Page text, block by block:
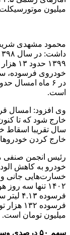
میلیون
محمود مشهدی
است.
سال تقریبا اسقاط
خارج کردن
رئیس انجمن صنفی
خودرو به کاهش
خسارت‌هایی جانی
۱۴۰۲ تنها سه
میلیون تومان است.
سهم ۵۰ درصدی وسایل نقلیه در آلودگی هوا